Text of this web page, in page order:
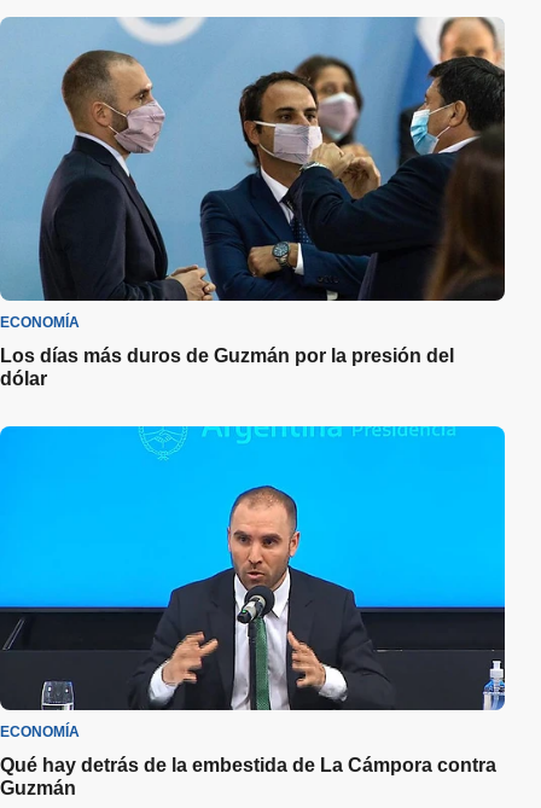
ECONOMÍA
Los días más duros de Guzmán por la presión del
dólar
ECONOMÍA
Qué hay detrás de la embestida de La Cámpora contra
Guzmán